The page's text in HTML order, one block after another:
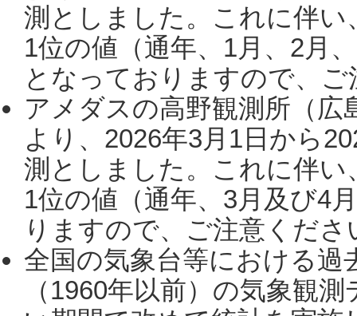
測としました。これに伴い
1位の値（通年、1月、2月
となっておりますので、
アメダスの高野観測所（
より、2026年3月1日から
測としました。これに伴い
1位の値（通年、3月及び4
りますので、ご注意くだ
全国の気象台等における過
（1960年以前）の気象観